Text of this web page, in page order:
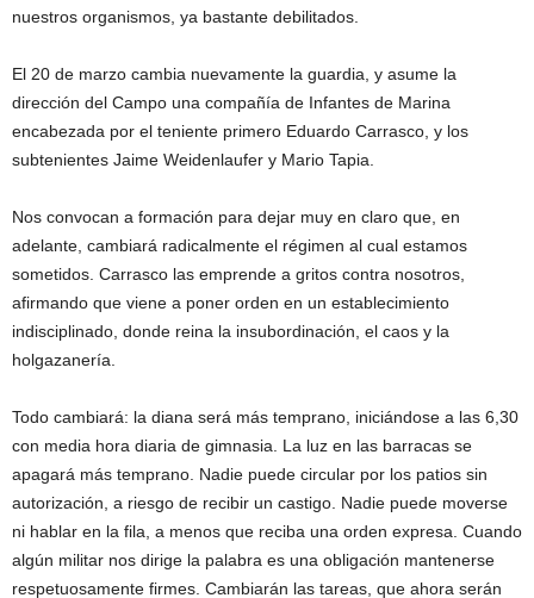
nuestros organismos, ya bastante debilitados.
El 20 de marzo cambia nuevamente la guardia, y asume la
dirección del Campo una compañía de Infantes de Marina
encabezada por el teniente primero Eduardo Carrasco, y los
subtenientes Jaime Weidenlaufer y Mario Tapia.
Nos convocan a formación para dejar muy en claro que, en
adelante, cambiará radicalmente el régimen al cual estamos
sometidos. Carrasco las emprende a gritos contra nosotros,
afirmando que viene a poner orden en un establecimiento
indisciplinado, donde reina la insubordinación, el caos y la
holgazanería.
Todo cambiará: la diana será más temprano, iniciándose a las 6,30
con media hora diaria de gimnasia. La luz en las barracas se
apagará más temprano. Nadie puede circular por los patios sin
autorización, a riesgo de recibir un castigo. Nadie puede moverse
ni hablar en la fila, a menos que reciba una orden expresa. Cuando
algún militar nos dirige la palabra es una obligación mantenerse
respetuosamente firmes. Cambiarán las tareas, que ahora serán